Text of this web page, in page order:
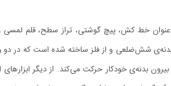
توانید از آن به عنوان خط کش، پیچ گوشتی، تراز
16سانتی متر و از یک بدنه‌ی شش‌ضلعی و از فلز ساخته
بدنه‌ی خودکار حرکت می‌کند. از دیگر